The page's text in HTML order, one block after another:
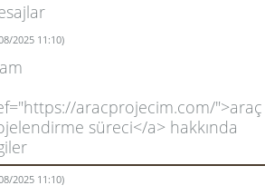
2025 11:10)
aracprojecim.com/">araç
süreci</a> hakkında
2025 11:10)